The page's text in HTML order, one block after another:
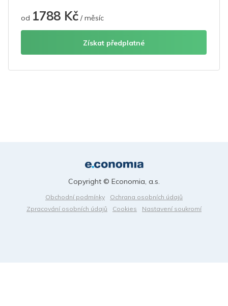
od 1788 Kč / měsíc
Získat předplatné
Obchodní podmínky
Ochrana osobních údajů
Zpracování osobních údajů
Cookies Nastavení soukromí
Copyright © Economia, a.s.